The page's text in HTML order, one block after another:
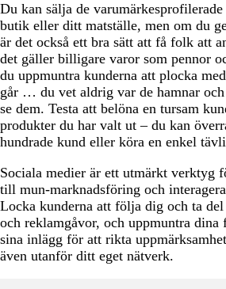
Du kan sälja de
butik eller ditt matställe, men om du
är det också ett bra sätt att få folk att
det gäller billigare varor som pennor
du uppmuntra kunderna att plocka
går … du vet aldrig var de hamnar
se dem. Testa att belöna en tursam
produkter du har valt ut – du kan
hundrade kund eller köra en enkel
Sociala medier är ett utmärkt verktyg
till mun-marknadsföring och
Locka kunderna att följa dig och ta
och reklamgåvor, och uppmuntra
sina inlägg för att rikta
även utanför ditt eget nätverk.